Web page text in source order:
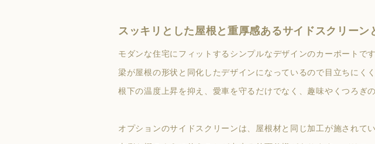
スッキリとした屋根と重厚感あるサイドスクリー
モダンな住宅にフィットするシンプルなデザインのカーポートです
梁が屋根の形状と同化したデザインになっているので目立ちにく
根下の温度上昇を抑え、愛車を守るだけでなく、趣味やくつろぎ
オプションのサイドスクリーンは、屋根材と同じ加工が施されて